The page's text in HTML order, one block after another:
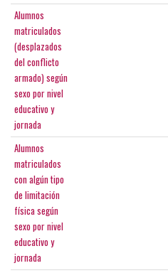
Alumnos
matriculados
(desplazados
del conflicto
armado) según
sexo por nivel
educativo y
jornada
Alumnos
matriculados
con algún tipo
de limitación
física según
sexo por nivel
educativo y
jornada